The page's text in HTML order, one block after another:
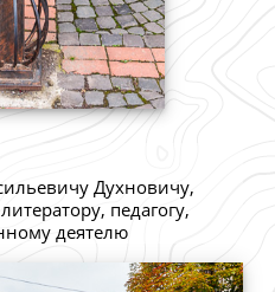
Духновичу,
педагогу,
деятелю